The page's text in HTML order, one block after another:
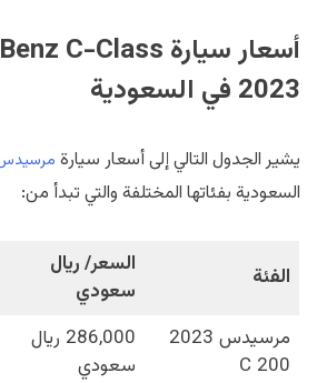
أسعار سيارة C-Class
2023 في السعودية
يشير الجدول التالي إلى أسعار سيارة
السعودية بفئاتها المختلفة والتي تبدأ من:
الفئة
السعر/ ريال
سعودي
مرسيدس 2023
C 200
286,000 ريال
سعودي